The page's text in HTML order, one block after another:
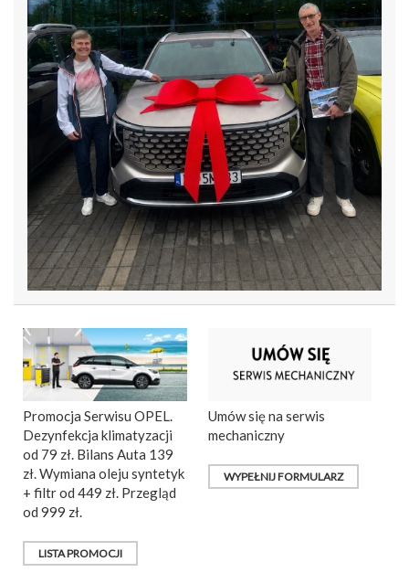
Promocja Serwisu OPEL.
Dezynfekcja klimatyzacji
od 79 zł. Bilans Auta 139
zł. Wymiana oleju syntetyk
+ filtr od 449 zł. Przegląd
od 999 zł.
LISTA PROMOCJI
Umów się na serwis
mechaniczny
WYPEŁNIJ FORMULARZ